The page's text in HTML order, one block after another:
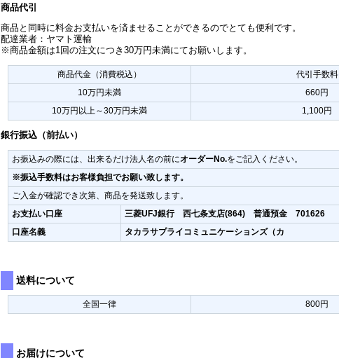
商品代引
商品と同時に料金お支払いを済ませることができるのでとても便利です。
配達業者：ヤマト運輸
※商品金額は1回の注文につき30万円未満にてお願いします。
商品代金（消費税込）
代引手数料
10万円未満
660円
10万円以上～30万円未満
1,100円
銀行振込（前払い）
お振込みの際には、出来るだけ法人名の前にオーダーNo.をご記入ください。
※振込手数料はお客様負担でお願い致します。
ご入金が確認でき次第、商品を発送致します。
お支払い口座
三菱UFJ銀行 西七条支店(864) 普通預金 701626
口座名義
タカラサプライコミュニケーションズ（カ
送料について
全国一律 800円
お届けについて